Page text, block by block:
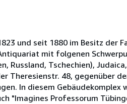
und seit 1880 im Besitz der
mit folgenen
Russland, Tschechien),
Theresienstr. 48, gegenüber
In diesem Gebäudekomplex
"Imagines Professorum